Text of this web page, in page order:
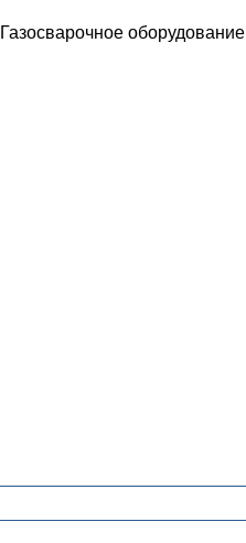
Газосварочное оборудование